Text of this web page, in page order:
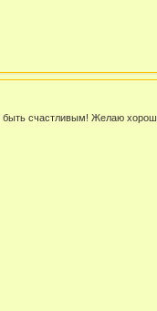
счастливым! Желаю